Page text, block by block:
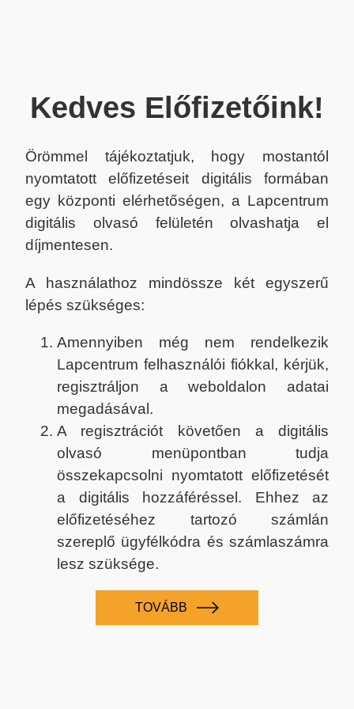
Kedves Előfizetőink!
Örömmel tájékoztatjuk, hogy mostantól
nyomtatott előfizetéseit digitális formában
egy központi elérhetőségen, a Lapcentrum
digitális olvasó felületén olvashatja el
díjmentesen.
A használathoz mindössze két egyszerű
lépés szükséges:
Amennyiben még nem rendelkezik
Lapcentrum felhasználói fiókkal, kérjük,
regisztráljon a weboldalon adatai
megadásával.
A regisztrációt követően a digitális
olvasó menüpontban tudja
összekapcsolni nyomtatott előfizetését
a digitális hozzáféréssel. Ehhez az
előfizetéséhez tartozó számlán
szereplő ügyfélkódra és számlaszámra
lesz szüksége.
TOVÁBB